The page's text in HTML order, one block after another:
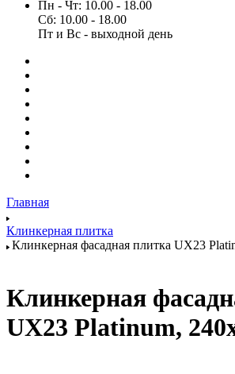
Пн - Чт: 10.00 - 18.00
Сб: 10.00 - 18.00
Пт и Вс - выходной день
Главная
Клинкерная плитка
Клинкерная фасадная плитка UX23
Клинкерная
UX23 Platinum,